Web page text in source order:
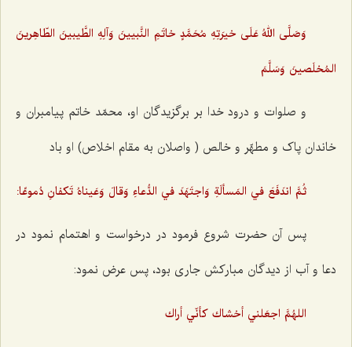
وَصَلَّى اللهُ عَلَى خيرَتِهِ مُحَمَّدٍ خاتَمِ النَّبيينَ وَآلِهِ الطَّيبينَ الطّاهِرينَ
المُخلَصينَ وَسَلَّمَ
و صلوات و درود خدا بر برگزیدگان او، محمّد خاتم پیامبران و
خاندان پاک و مطهّر و خالص ( واصلان به مقام اخلاص) او باد
ثُمَّ اندَفَعَ في المَسألَةِ وَاجتَهَدَ في الدُّعاءِ وَقالَ وَعَيناهُ تَكفانِ دُموعًا:
پس آن حضرت شروع فرمود در درخواست و اهتمام نمود در
دعا و آب از دیدگان مبارکش جاری بود، پس عرض نمود:
اللهُمَّ اجعَلني أخشاك كأنّي أراك